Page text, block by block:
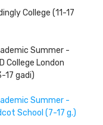
College (11-17
Summer -
College London
17 gadi)
Summer -
School (7-17 g.)